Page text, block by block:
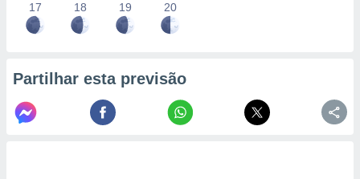
de
1199
17 18 19 20
Partilhar esta previsão